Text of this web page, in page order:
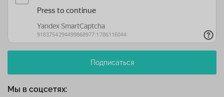
Мы в соцсетях:
Подписаться